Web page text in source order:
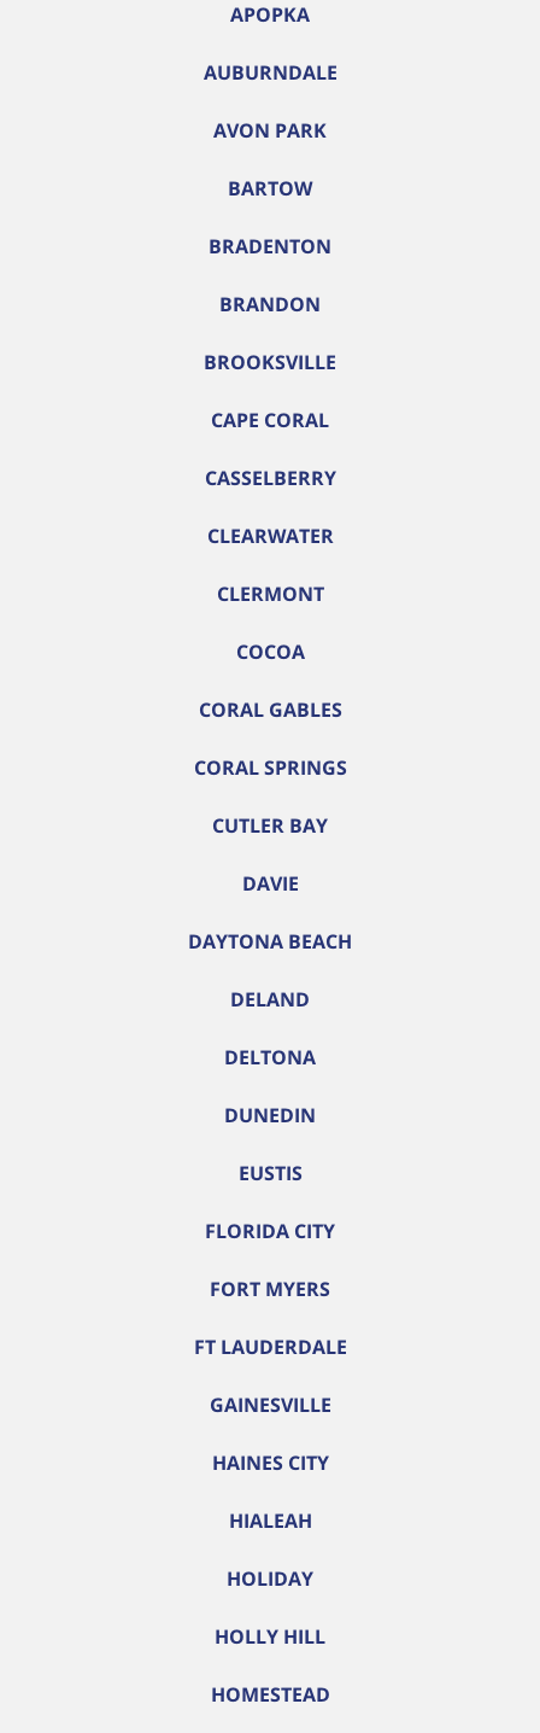
APOPKA
AUBURNDALE
AVON PARK
BARTOW
BRADENTON
BRANDON
BROOKSVILLE
CAPE CORAL
CASSELBERRY
CLEARWATER
CLERMONT
COCOA
CORAL GABLES
CORAL SPRINGS
CUTLER BAY
DAVIE
DAYTONA BEACH
DELAND
DELTONA
DUNEDIN
EUSTIS
FLORIDA CITY
FORT MYERS
FT LAUDERDALE
GAINESVILLE
HAINES CITY
HIALEAH
HOLIDAY
HOLLY HILL
HOMESTEAD